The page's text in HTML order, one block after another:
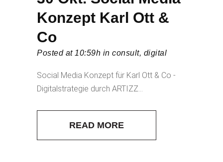
Konzept Karl Ott &
Co
Posted at 10:59h in consult, digital
Social Media Konzept für Karl Ott & Co -
Digitalstrategie durch ARTIZZ...
READ MORE